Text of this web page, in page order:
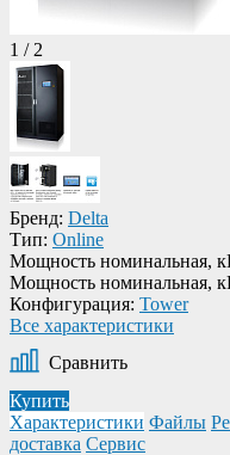
1 / 2
Бренд: Delta
Тип: Online
Мощность номинальная,
Мощность номинальная,
Конфигурация: Tower
Все характеристики
Сравнить
Купить
Характеристики Файлы
доставка Сервис